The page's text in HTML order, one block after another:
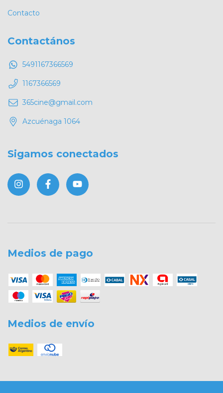
Contacto
Contactános
5491167366569
1167366569
365cine@gmail.com
Azcuénaga 1064
Sigamos conectados
Medios de pago
Medios de envío